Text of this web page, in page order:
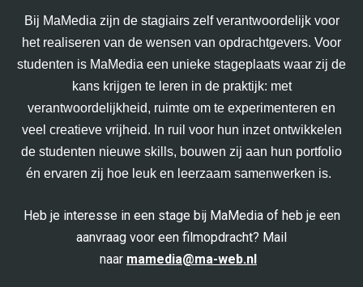
Bij MaMedia zijn de stagiairs zelf verantwoordelijk voor
het realiseren van de wensen van opdrachtgevers. Voor
studenten is MaMedia een unieke stageplaats waar zij de
kans krijgen te leren in de praktijk: met
verantwoordelijkheid, ruimte om te experimenteren en
veel creatieve vrijheid. In ruil voor hun inzet ontwikkelen
de studenten nieuwe skills, bouwen zij aan hun portfolio
én ervaren zij hoe leuk en leerzaam samenwerken is.
Heb je interesse in een stage bij MaMedia of heb je een
aanvraag voor een filmopdracht? Mail
naar mamedia@ma-web.nl